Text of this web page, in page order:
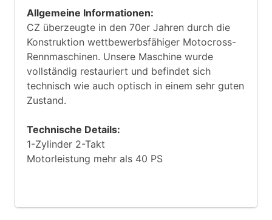
Allgemeine Informationen:
CZ überzeugte in den 70er Jahren durch die
Konstruktion wettbewerbsfähiger Motocross-
Rennmaschinen. Unsere Maschine wurde
vollständig restauriert und befindet sich
technisch wie auch optisch in einem sehr guten
Zustand.
Technische Details:
1-Zylinder 2-Takt
Motorleistung mehr als 40 PS